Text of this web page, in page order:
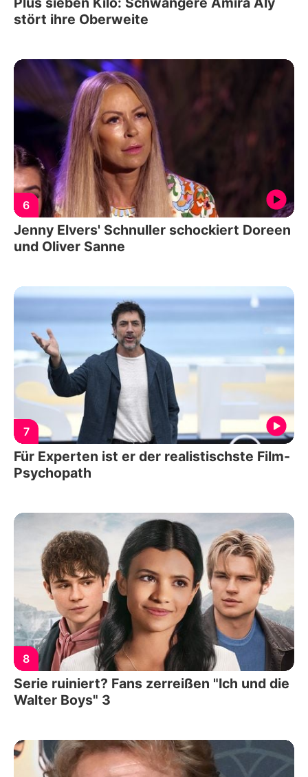
stört ihre Oberweite
6
Jenny Elvers' Schnuller schockiert Doreen
und Oliver Sanne
7
Für Experten ist er der realistischste Film-
Psychopath
8
Serie ruiniert? Fans zerreißen "Ich und die
Walter Boys" 3